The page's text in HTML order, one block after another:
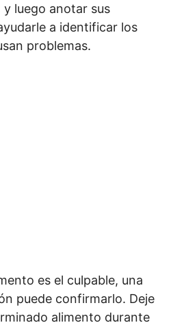
luego anotar sus
a identificar los
problemas.
es el culpable, una
puede confirmarlo. Deje
alimento durante